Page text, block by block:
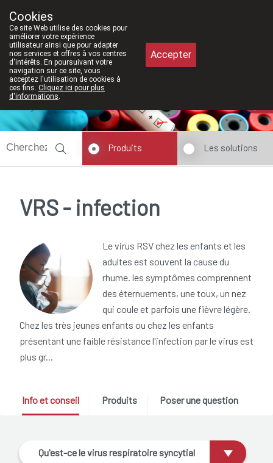
011/610300
Produits Les solutions
VRS - infection
Le virus RSV chez les enfants et les
adultes est souvent la cause du
rhume. les symptômes comprennent
des éternuements, une toux, un nez
qui coule et parfois une fièvre légère.
Chez les très jeunes enfants ou chez les enfants
présentant une faible résistance l'infection par le virus est
plus gr...
Info et conseil Produits Poser une question
Qu'est-ce le virus respiratoire syncytial
Cookies
Ce site Web utilise des cookies pour
améliorer votre expérience
utilisateur ainsi que pour adapter
nos services et offres à vos centres
d'intérêts. En poursuivant votre
navigation sur ce site, vous
acceptez l'utilisation de cookies à
ces fins. Cliquez ici pour plus
d'informations.
Accepter